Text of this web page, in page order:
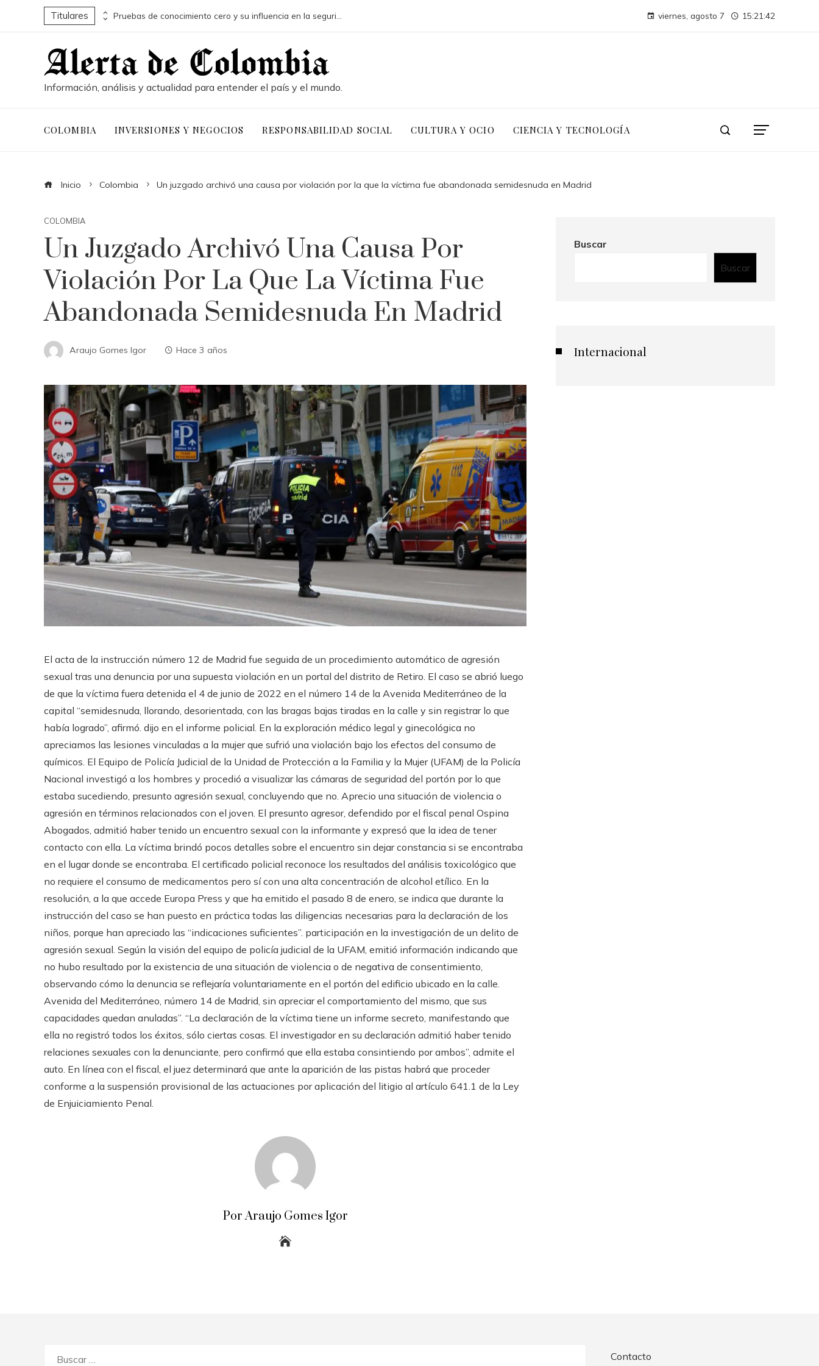
Titulares Conservación marina y desarrollo económico a través de la economía azul en Belice viernes, agosto 7 15:21:43
Información, análisis y actualidad para entender el país y el mundo.
COLOMBIA INVERSIONES Y NEGOCIOS RESPONSABILIDAD SOCIAL CULTURA Y OCIO CIENCIA Y TECNOLOGÍA
Inicio Colombia Un juzgado archivó una causa por violación por la que la víctima fue abandonada semidesnuda en Madrid
COLOMBIA
Un Juzgado Archivó Una Causa Por
Violación Por La Que La Víctima Fue
Abandonada Semidesnuda En Madrid
Araujo Gomes Igor Hace 3 años
El acta de la instrucción número 12 de Madrid fue seguida de un procedimiento automático de agresión
sexual tras una denuncia por una supuesta violación en un portal del distrito de Retiro. El caso se abrió luego
de que la víctima fuera detenida el 4 de junio de 2022 en el número 14 de la Avenida Mediterráneo de la
capital “semidesnuda, llorando, desorientada, con las bragas bajas tiradas en la calle y sin registrar lo que
había logrado”, afirmó. dijo en el informe policial. En la exploración médico legal y ginecológica no
apreciamos las lesiones vinculadas a la mujer que sufrió una violación bajo los efectos del consumo de
químicos. El Equipo de Policía Judicial de la Unidad de Protección a la Familia y la Mujer (UFAM) de la Policía
Nacional investigó a los hombres y procedió a visualizar las cámaras de seguridad del portón por lo que
estaba sucediendo, presunto agresión sexual, concluyendo que no. Aprecio una situación de violencia o
agresión en términos relacionados con el joven. El presunto agresor, defendido por el fiscal penal Ospina
Abogados, admitió haber tenido un encuentro sexual con la informante y expresó que la idea de tener
contacto con ella. La víctima brindó pocos detalles sobre el encuentro sin dejar constancia si se encontraba
en el lugar donde se encontraba. El certificado policial reconoce los resultados del análisis toxicológico que
no requiere el consumo de medicamentos pero sí con una alta concentración de alcohol etílico. En la
resolución, a la que accede Europa Press y que ha emitido el pasado 8 de enero, se indica que durante la
instrucción del caso se han puesto en práctica todas las diligencias necesarias para la declaración de los
niños, porque han apreciado las “indicaciones suficientes”. participación en la investigación de un delito de
agresión sexual. Según la visión del equipo de policía judicial de la UFAM, emitió información indicando que
no hubo resultado por la existencia de una situación de violencia o de negativa de consentimiento,
observando cómo la denuncia se reflejaría voluntariamente en el portón del edificio ubicado en la calle.
Avenida del Mediterráneo, número 14 de Madrid, sin apreciar el comportamiento del mismo, que sus
capacidades quedan anuladas”. “La declaración de la víctima tiene un informe secreto, manifestando que
ella no registró todos los éxitos, sólo ciertas cosas. El investigador en su declaración admitió haber tenido
relaciones sexuales con la denunciante, pero confirmó que ella estaba consintiendo por ambos”, admite el
auto. En línea con el fiscal, el juez determinará que ante la aparición de las pistas habrá que proceder
conforme a la suspensión provisional de las actuaciones por aplicación del litigio al artículo 641.1 de la Ley
de Enjuiciamiento Penal.
Por Araujo Gomes Igor
Buscar
Buscar
Internacional
Contacto